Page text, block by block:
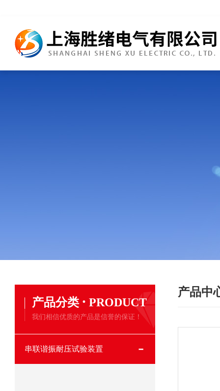
产品分类 · PRODUCT
我们相信优质的产品是信誉的保证！
串联谐振耐压试验装置
产品中